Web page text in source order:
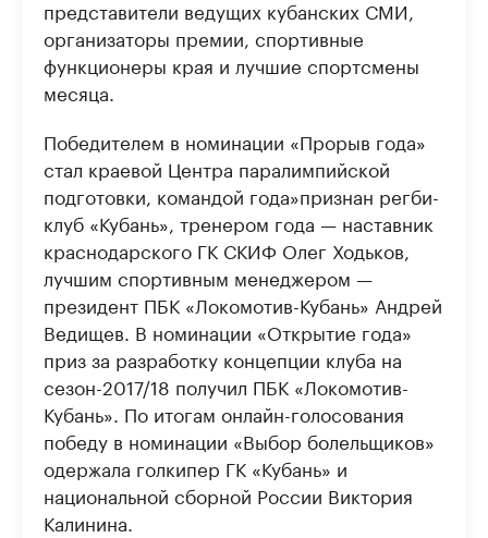
представители ведущих кубанских СМИ,
организаторы премии, спортивные
функционеры края и лучшие спортсмены
месяца.
Победителем в номинации «Прорыв года»
стал краевой Центра паралимпийской
подготовки, командой года»признан регби-
клуб «Кубань», тренером года — наставник
краснодарского ГК СКИФ Олег Ходьков,
лучшим спортивным менеджером —
президент ПБК «Локомотив-Кубань» Андрей
Ведищев. В номинации «Открытие года»
приз за разработку концепции клуба на
сезон-2017/18 получил ПБК «Локомотив-
Кубань». По итогам онлайн-голосования
победу в номинации «Выбор болельщиков»
одержала голкипер ГК «Кубань» и
национальной сборной России Виктория
Калинина.